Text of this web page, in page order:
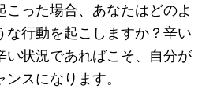
こった場合、あなたはどのよ
な行動を起こしますか？辛い
い状況であればこそ、自分が
スになります。